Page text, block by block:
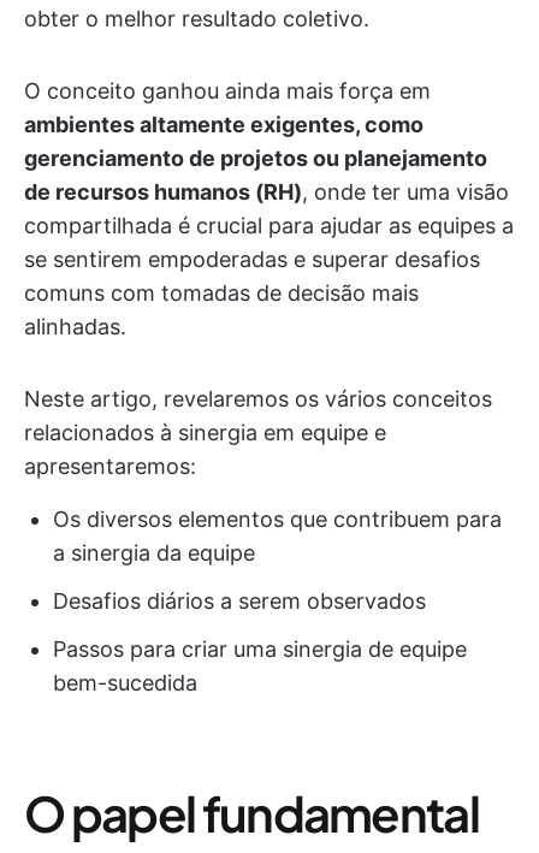
obter o melhor resultado coletivo.
O conceito ganhou ainda mais força em
ambientes altamente exigentes, como
gerenciamento de projetos ou planejamento
de recursos humanos (RH), onde ter uma visão
compartilhada é crucial para ajudar as equipes a
se sentirem empoderadas e superar desafios
comuns com tomadas de decisão mais
alinhadas.
Neste artigo, revelaremos os vários conceitos
relacionados à sinergia em equipe e
apresentaremos:
Os diversos elementos que contribuem para
a sinergia da equipe
Desafios diários a serem observados
Passos para criar uma sinergia de equipe
bem-sucedida
O papel fundamental